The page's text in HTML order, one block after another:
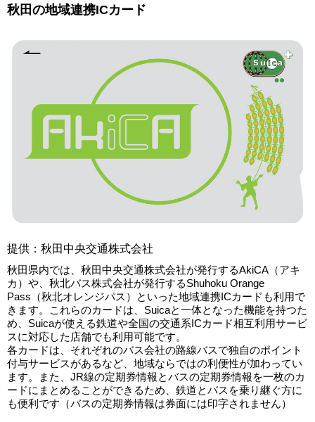
秋田の地域連携ICカード
提供：秋田中央交通株式会社
秋田県内では、秋田中央交通株式会社が発行するAkiCA（アキ
カ）や、秋北バス株式会社が発行するShuhoku Orange
Pass（秋北オレンジパス）といった地域連携ICカードも利用で
きます。これらのカードは、Suicaと一体となった機能を持つた
め、Suicaが使える鉄道や全国の交通系ICカード相互利用サービ
スに対応した店舗でも利用可能です。
各カードは、それぞれのバス会社の路線バスで独自のポイント
付与サービスがあるなど、地域ならではの利便性が加わってい
ます。また、JR線の定期券情報とバスの定期券情報を一枚のカ
ードにまとめることができるため、鉄道とバスを乗り継ぐ方に
も便利です（バスの定期券情報は券面には印字されません）